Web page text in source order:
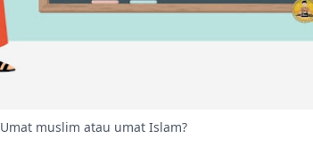
Umat muslim atau umat Islam?